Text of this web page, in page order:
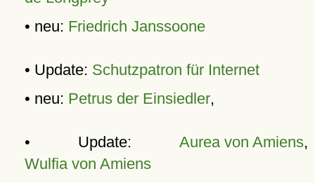
• neu: Friedrich Janssoone
• Update: Schutzpatron für Internet
• neu: Petrus der Einsiedler,
• Update: Aurea von Amiens,
Wulfia von Amiens